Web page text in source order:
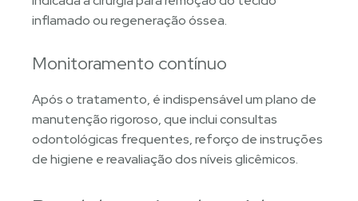
inflamado ou regeneração óssea.
Monitoramento contínuo
Após o tratamento, é indispensável um plano de
manutenção rigoroso, que inclui consultas
odontológicas frequentes, reforço de instruções
de higiene e reavaliação dos níveis glicêmicos.